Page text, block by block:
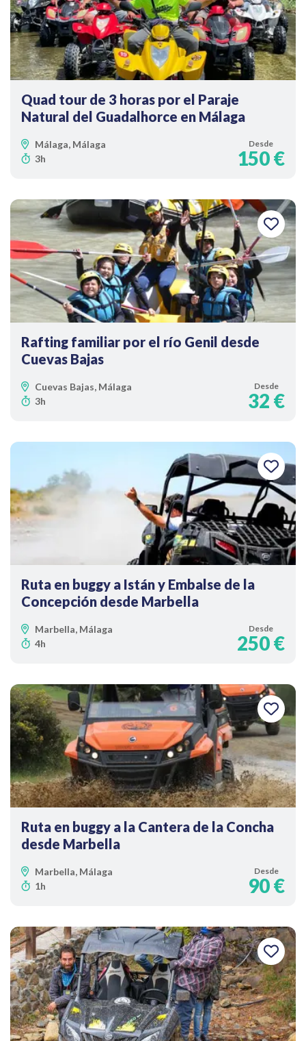
Quad tour de 3 horas por el Paraje
Natural del Guadalhorce en Málaga
Málaga, Málaga
3h
Desde
150 €
Rafting familiar por el río Genil desde
Cuevas Bajas
Cuevas Bajas, Málaga
3h
Desde
32 €
Ruta en buggy a Istán y Embalse de la
Concepción desde Marbella
Marbella, Málaga
4h
Desde
250 €
Ruta en buggy a la Cantera de la Concha
desde Marbella
Marbella, Málaga
1h
Desde
90 €